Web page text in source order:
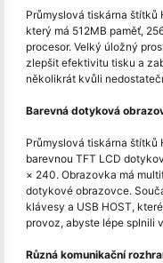
Průmyslová tiskárna štítků
který má 512MB paměť,
procesor. Velký úložný
zlepšit efektivitu tisku a
několikrát kvůli
Barevná dotyková
Průmyslová tiskárna štítků
barevnou TFT LCD
× 240. Obrazovka má
dotykové obrazovce.
klávesy a USB HOST,
provoz, abyste lépe splnili
Různá komunikační